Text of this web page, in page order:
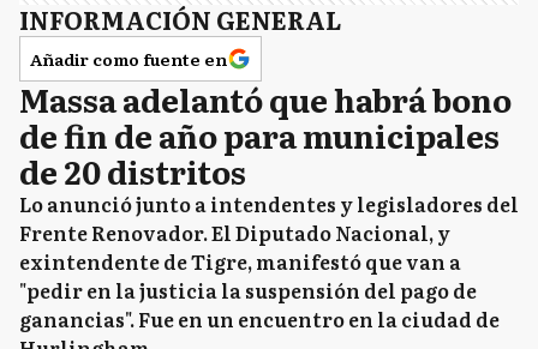
INFORMACIÓN GENERAL
Añadir como fuente en
Massa adelantó que habrá bono
de fin de año para municipales
de 20 distritos
Lo anunció junto a intendentes y legisladores del
Frente Renovador. El Diputado Nacional, y
exintendente de Tigre, manifestó que van a
"pedir en la justicia la suspensión del pago de
ganancias". Fue en un encuentro en la ciudad de